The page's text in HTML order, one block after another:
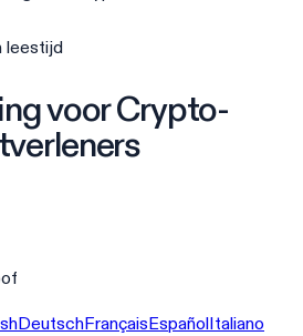
leestijd
voor Crypto-
DeutschFrançaisEspañolItaliano